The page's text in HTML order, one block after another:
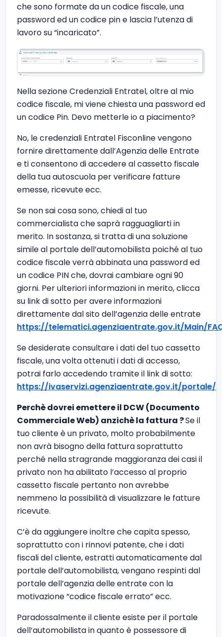
che sono formate da un codice fiscale, una
password ed un codice pin e lascia l’utenza di
lavoro su “incaricato”.
Nella sezione Credenziali Entratel, oltre al mio
codice fiscale, mi viene chiesta una password ed
un codice Pin. Devo metterle io a piacimento?
No, le credenziali Entratel Fisconline vengono
fornire direttamente dall’Agenzia delle Entrate
e ti consentono di accedere al cassetto fiscale
della tua autoscuola per verificare fatture
emesse, ricevute ecc.
Se non sai cosa sono, chiedi al tuo
commercialista che saprà ragguagliarti in
merito. In sostanza, si tratta di una soluzione
simile al portale dell’automobilista poiché al tuo
codice fiscale verrà abbinata una password ed
un codice PIN che, dovrai cambiare ogni 90
giorni. Per ulteriori informazioni in merito, clicca
su link di sotto per avere informazioni
direttamente dal sito dell’agenzia delle entrate
https://telematici.agenziaentrate.gov.it/Main/
Se desiderate consultare i dati del tuo cassetto
fiscale, una volta ottenuti i dati di accesso,
potrai farlo accedendo tramite il link di sotto:
https://ivaservizi.agenziaentrate.gov.it/portale/
Perchè dovrei emettere il DCW (Documento
Commerciale Web) anzichè la fattura ?Se il
tuo cliente è un privato, molto probabilmente
non avrà bisogno della fattura soprattutto
perché nella stragrande maggioranza dei casi il
privato non ha abilitato l’accesso al proprio
cassetto fiscale pertanto non avrebbe
nemmeno la possibilità di visualizzare le fatture
ricevute.
C’è da aggiungere inoltre che capita spesso,
soprattutto con i rinnovi patente, che i dati
fiscali del cliente, estratti automaticamente dal
portale dell’automobilista, vengano respinti dal
portale dell’agenzia delle entrate con la
motivazione “codice fiscale errato” ecc.
Paradossalmente il cliente esiste per il portale
dell’automobilista in quanto è possessore di